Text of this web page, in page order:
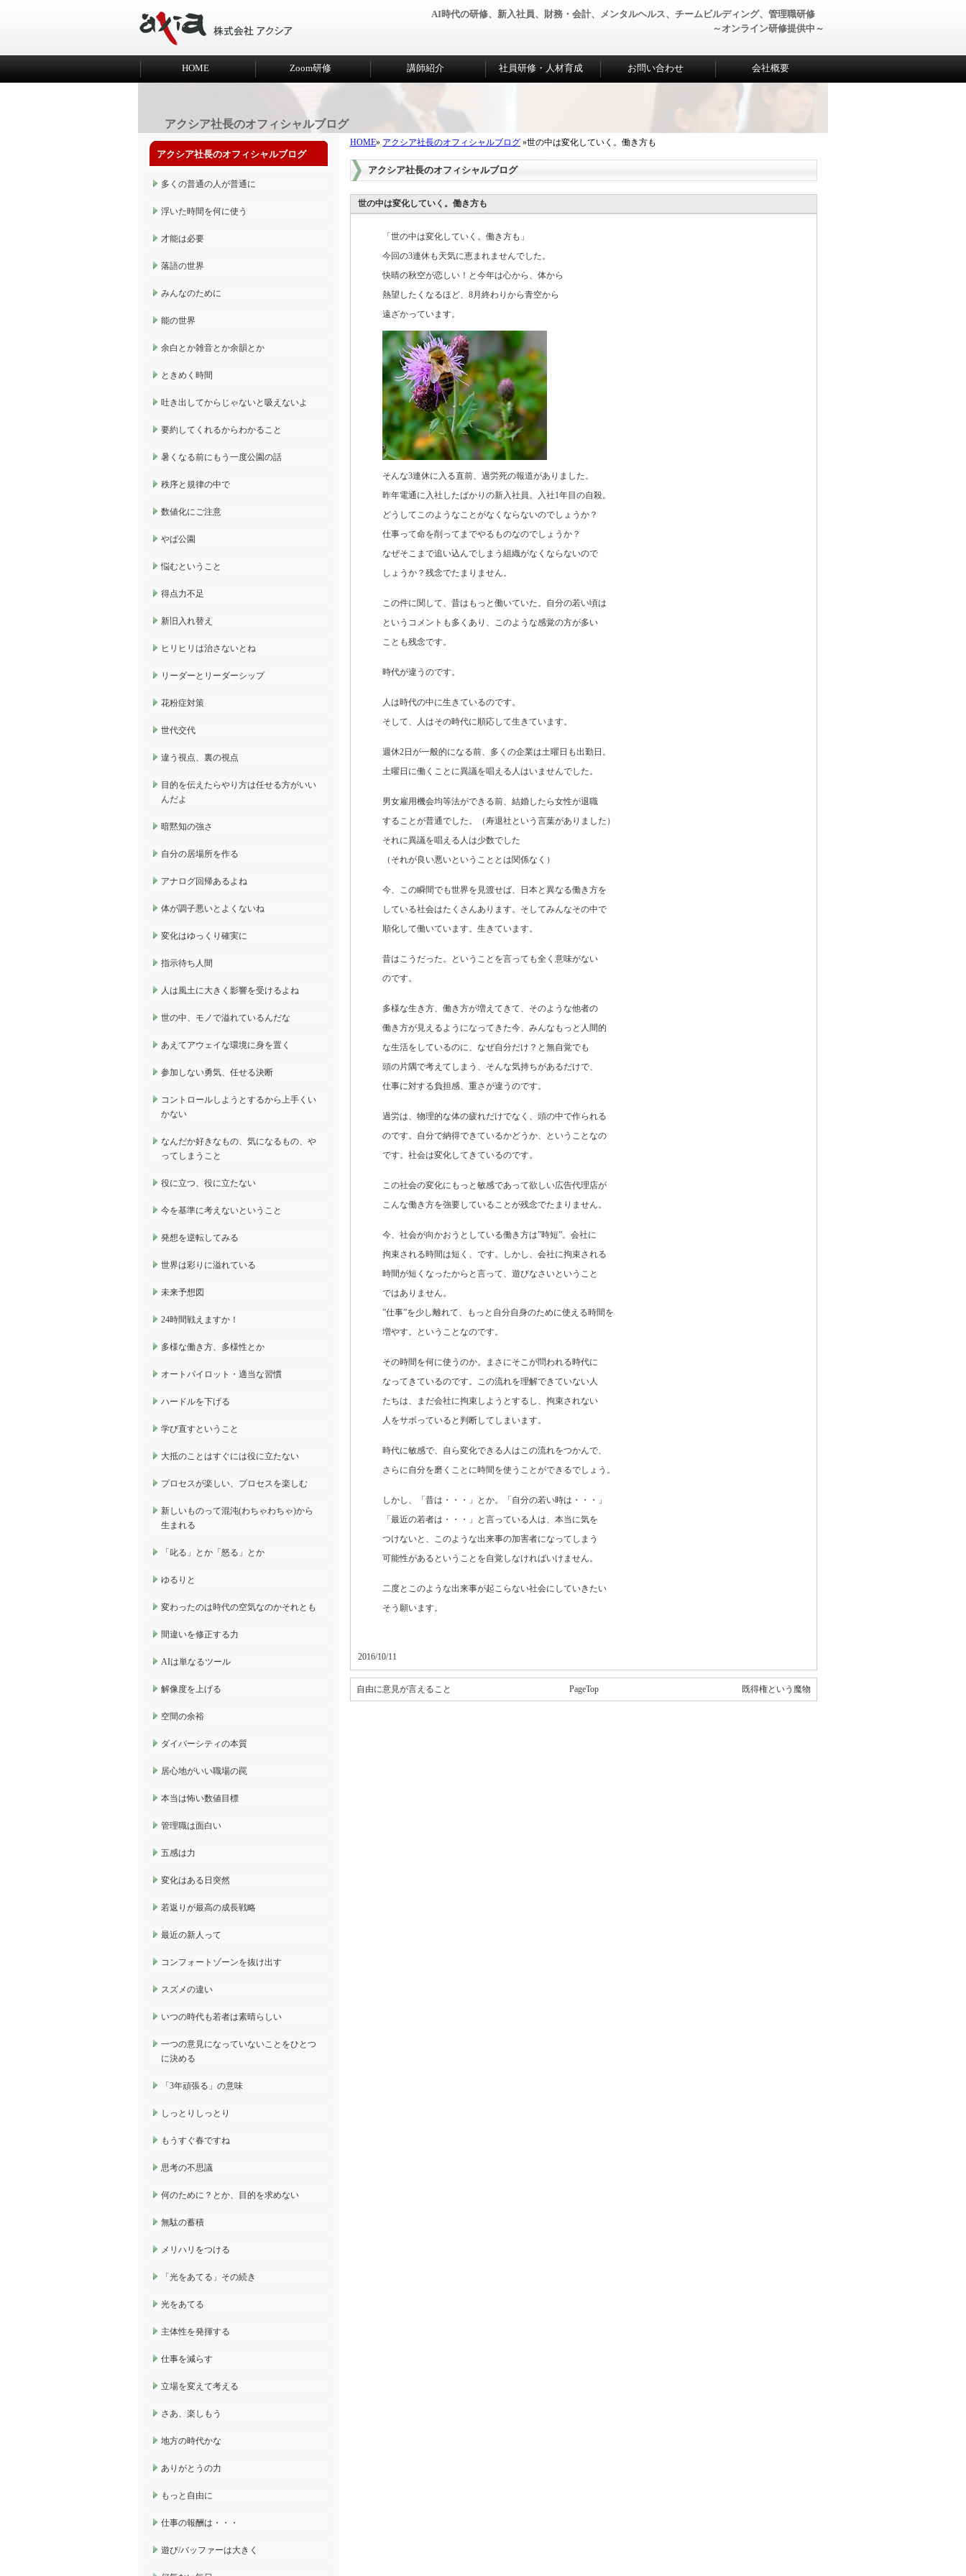
AI時代の研修、新入社員、財務・会計、メンタルヘルス、チームビルディング、管理職研修
～オンライン研修提供中～
HOME Zoom研修 講師紹介 社員研修・人材育成 お問い合わせ 会社概要
アクシア社長のオフィシャルブログ
HOME» アクシア社長のオフィシャルブログ »世の中は変化していく。働き方も
アクシア社長のオフィシャルブログ
世の中は変化していく。働き方も
「世の中は変化していく。働き方も」
今回の3連休も天気に恵まれませんでした。
快晴の秋空が恋しい！と今年は心から、体から
熱望したくなるほど、8月終わりから青空から
遠ざかっています。
そんな3連休に入る直前、過労死の報道がありました。
昨年電通に入社したばかりの新入社員。入社1年目の自殺。
どうしてこのようなことがなくならないのでしょうか？
仕事って命を削ってまでやるものなのでしょうか？
なぜそこまで追い込んでしまう組織がなくならないので
しょうか？残念でたまりません。
この件に関して、昔はもっと働いていた。自分の若い頃は
というコメントも多くあり、このような感覚の方が多い
ことも残念です。
時代が違うのです。
人は時代の中に生きているのです。
そして、人はその時代に順応して生きています。
週休2日が一般的になる前、多くの企業は土曜日も出勤日。
土曜日に働くことに異議を唱える人はいませんでした。
男女雇用機会均等法ができる前、結婚したら女性が退職
することが普通でした。（寿退社という言葉がありました）
それに異議を唱える人は少数でした
（それが良い悪いということとは関係なく）
今、この瞬間でも世界を見渡せば、日本と異なる働き方を
している社会はたくさんあります。そしてみんなその中で
順化して働いています。生きています。
昔はこうだった。ということを言っても全く意味がない
のです。
多様な生き方、働き方が増えてきて、そのような他者の
働き方が見えるようになってきた今、みんなもっと人間的
な生活をしているのに、なぜ自分だけ？と無自覚でも
頭の片隅で考えてしまう、そんな気持ちがあるだけで、
仕事に対する負担感、重さが違うのです。
過労は、物理的な体の疲れだけでなく、頭の中で作られる
のです。自分で納得できているかどうか、ということなの
です。社会は変化してきているのです。
この社会の変化にもっと敏感であって欲しい広告代理店が
こんな働き方を強要していることが残念でたまりません。
今、社会が向かおうとしている働き方は”時短”。会社に
拘束される時間は短く、です。しかし、会社に拘束される
時間が短くなったからと言って、遊びなさいということ
ではありません。
”仕事”を少し離れて、もっと自分自身のために使える時間を
増やす。ということなのです。
その時間を何に使うのか。まさにそこが問われる時代に
なってきているのです。この流れを理解できていない人
たちは、まだ会社に拘束しようとするし、拘束されない
人をサボっていると判断してしまいます。
時代に敏感で、自ら変化できる人はこの流れをつかんで、
さらに自分を磨くことに時間を使うことができるでしょう。
しかし、「昔は・・・」とか。「自分の若い時は・・・」
「最近の若者は・・・」と言っている人は、本当に気を
つけないと、このような出来事の加害者になってしまう
可能性があるということを自覚しなければいけません。
二度とこのような出来事が起こらない社会にしていきたい
そう願います。
2016/10/11
自由に意見が言えること PageTop 既得権という魔物
アクシア社長のオフィシャルブログ
多くの普通の人が普通に
浮いた時間を何に使う
才能は必要
落語の世界
みんなのために
能の世界
余白とか雑音とか余韻とか
ときめく時間
吐き出してからじゃないと吸えないよ
要約してくれるからわかること
暑くなる前にもう一度公園の話
秩序と規律の中で
数値化にご注意
やぱ公園
悩むということ
得点力不足
新旧入れ替え
ヒリヒリは治さないとね
リーダーとリーダーシップ
花粉症対策
世代交代
違う視点、裏の視点
目的を伝えたらやり方は任せる方がいい
んだよ
暗黙知の強さ
自分の居場所を作る
アナログ回帰あるよね
体が調子悪いとよくないね
変化はゆっくり確実に
指示待ち人間
人は風土に大きく影響を受けるよね
世の中、モノで溢れているんだな
あえてアウェイな環境に身を置く
参加しない勇気、任せる決断
コントロールしようとするから上手くい
かない
なんだか好きなもの、気になるもの、や
ってしまうこと
役に立つ、役に立たない
今を基準に考えないということ
発想を逆転してみる
世界は彩りに溢れている
未来予想図
24時間戦えますか！
多様な働き方、多様性とか
オートパイロット・適当な習慣
ハードルを下げる
学び直すということ
大抵のことはすぐには役に立たない
プロセスが楽しい、プロセスを楽しむ
新しいものって混沌(わちゃわちゃ)から
生まれる
「叱る」とか「怒る」とか
ゆるりと
変わったのは時代の空気なのかそれとも
間違いを修正する力
AIは単なるツール
解像度を上げる
空間の余裕
ダイバーシティの本質
居心地がいい職場の罠
本当は怖い数値目標
管理職は面白い
五感は力
変化はある日突然
若返りが最高の成長戦略
最近の新人って
コンフォートゾーンを抜け出す
スズメの違い
いつの時代も若者は素晴らしい
一つの意見になっていないことをひとつ
に決める
「3年頑張る」の意味
しっとりしっとり
もうすぐ春ですね
思考の不思議
何のために？とか、目的を求めない
無駄の蓄積
メリハリをつける
「光をあてる」その続き
光をあてる
主体性を発揮する
仕事を減らす
立場を変えて考える
さあ、楽しもう
地方の時代かな
ありがとうの力
もっと自由に
仕事の報酬は・・・
遊び/バッファーは大きく